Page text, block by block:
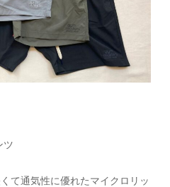
ツ
て通気性に優れたマイクロリッ